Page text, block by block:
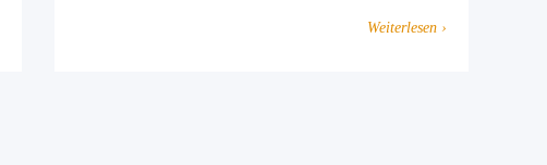
Weiterlesen ›